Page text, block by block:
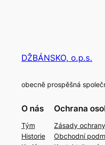
DŽBÁNSKO, o.p.s.
obecně prospěšná
O nás
Tým
Historie
Ochrana
Zásady
Obchodní